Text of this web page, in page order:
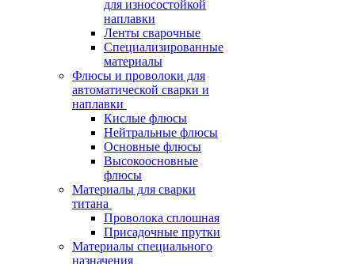
для износостойкой
наплавки
Ленты сварочные
Специализированные
материалы
Флюсы и проволоки для
автоматической сварки и
наплавки
Кислые флюсы
Нейтральные флюсы
Основные флюсы
Высокоосновные
флюсы
Материалы для сварки
титана
Проволока сплошная
Присадочные прутки
Материалы специального
назначения